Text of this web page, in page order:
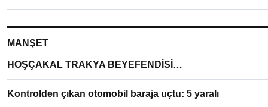
MANŞET
HOŞÇAKAL TRAKYA BEYEFENDİSİ…
Kontrolden çıkan otomobil baraja uçtu: 5 yaralı